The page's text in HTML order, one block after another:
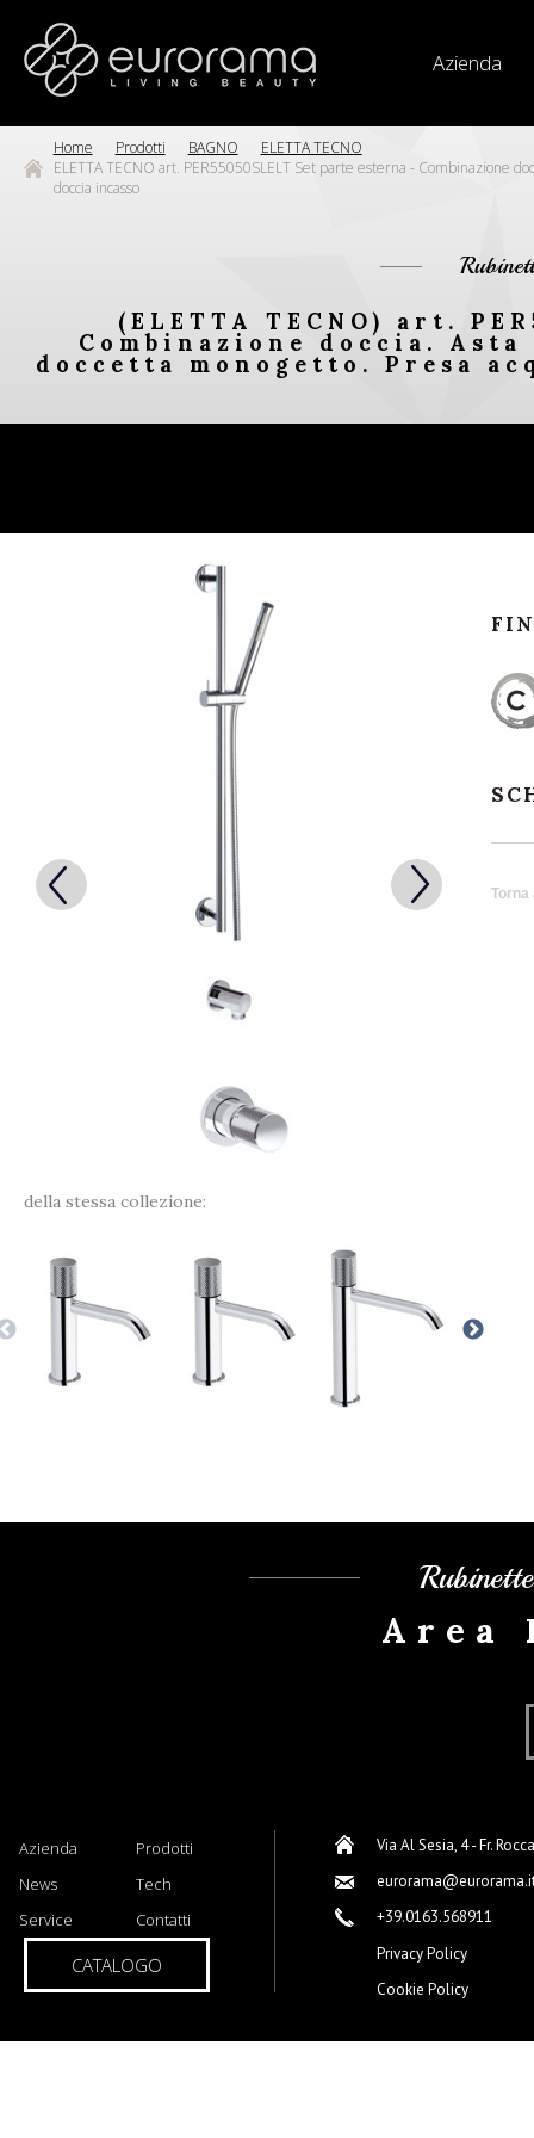
Azienda
Home Prodotti BAGNO
ELETTA TECNO
ELETTA TECNO art. PER55050SLELT Set parte esterna - Combinazione
doccia incasso
(ELETTA TECNO) art.
Combinazione doccia.
doccetta monogetto. Presa
della stessa collezione:
Torna
Area
Azienda
Prodotti
News
Tech
Service
Contatti
CATALOGO
Via Al Sesia, 4 - Fr.
+39.0163.568911
Privacy Policy
Cookie Policy